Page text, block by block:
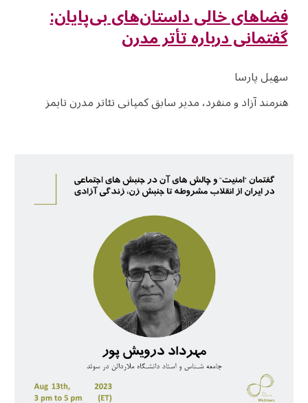
فضاهای خالی داستان‌های بی‌پایان:
گفتمانی درباره تأتر مدرن
سهیل پارسا
هنرمند آزاد و منفرد، مدیر سابق کمپانی تئاتر مدرن تایمز